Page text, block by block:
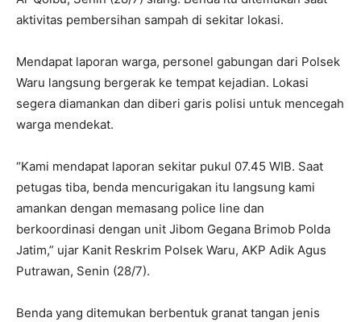
aktivitas pembersihan sampah di sekitar lokasi.
Mendapat laporan warga, personel gabungan dari Polsek
Waru langsung bergerak ke tempat kejadian. Lokasi
segera diamankan dan diberi garis polisi untuk mencegah
warga mendekat.
“Kami mendapat laporan sekitar pukul 07.45 WIB. Saat
petugas tiba, benda mencurigakan itu langsung kami
amankan dengan memasang police line dan
berkoordinasi dengan unit Jibom Gegana Brimob Polda
Jatim,” ujar Kanit Reskrim Polsek Waru, AKP Adik Agus
Putrawan, Senin (28/7).
Benda yang ditemukan berbentuk granat tangan jenis